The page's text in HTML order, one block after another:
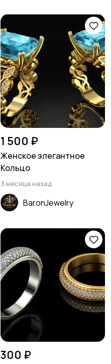
1 500 ₽
Женское элегантное
Кольцо
3 месяца назад
BaronJewelry
300 ₽